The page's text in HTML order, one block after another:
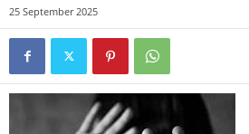
25 September 2025